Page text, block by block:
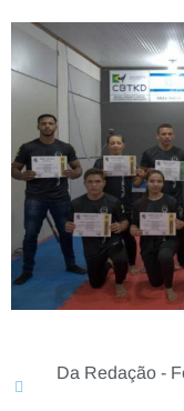
Da Redação -